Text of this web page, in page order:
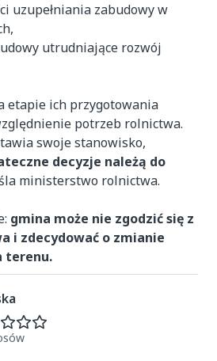
uzupełniania zabudowy w
utrudniające rozwój
etapie ich przygotowania
potrzeb rolnictwa.
swoje stanowisko,
decyzje należą do
ministerstwo rolnictwa.
gmina może nie zgodzić się z
i zdecydować o zmianie
terenu.